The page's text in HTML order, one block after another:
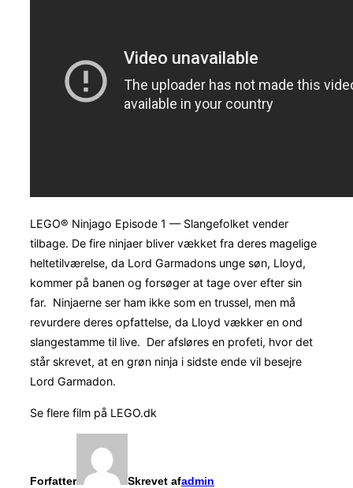
LEGO® Ninjago Episode 1 — Slangefolket vender
tilbage. De fire ninjaer bliver vækket fra deres magelige
heltetilværelse, da Lord Garmadons unge søn, Lloyd,
kommer på banen og forsøger at tage over efter sin
far. Ninjaerne ser ham ikke som en trussel, men må
revurdere deres opfattelse, da Lloyd vækker en ond
slangestamme til live. Der afsløres en profeti, hvor det
står skrevet, at en grøn ninja i sidste ende vil besejre
Lord Garmadon.
Se flere film på LEGO.dk
Forfatter Skrevet afadmin